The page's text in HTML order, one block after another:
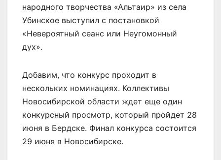
народного творчества «Альтаир» из села
Убинское выступил с постановкой
«Невероятный сеанс или Неугомонный
дух».
Добавим, что конкурс проходит в
нескольких номинациях. Коллективы
Новосибирской области ждет еще один
конкурсный просмотр, который пройдет 28
июня в Бердске. Финал конкурса состоится
29 июня в Новосибирске.